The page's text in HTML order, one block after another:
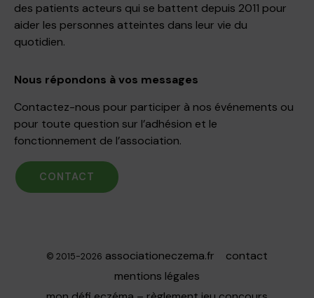
des patients acteurs qui se battent depuis 2011 pour
aider les personnes atteintes dans leur vie du
quotidien.
Nous répondons à vos messages
Contactez-nous pour participer à nos événements ou
pour toute question sur l’adhésion et le
fonctionnement de l’association.
CONTACT
© 2015-2026 associationeczema.fr
contact
mentions légales